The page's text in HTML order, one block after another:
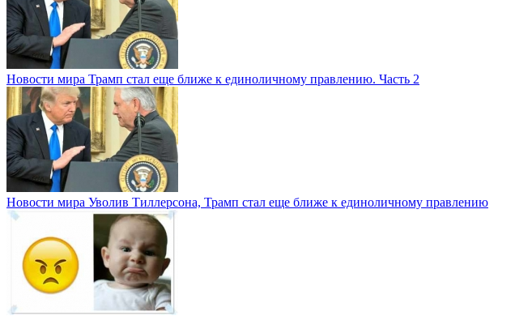
Новости мира Трамп стал еще ближе к единоличному правлению. Часть 2
Новости мира Уволив Тиллерсона, Трамп стал еще ближе к единоличному правлению